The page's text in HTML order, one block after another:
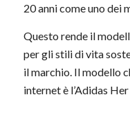
20 anni come uno dei
Questo rende il
per gli stili di vita
il marchio. Il modello
internet è l’Adidas